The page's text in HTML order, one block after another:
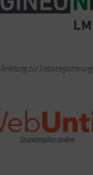
Anleitung zur Selbstregistrierung
Stundenplan online